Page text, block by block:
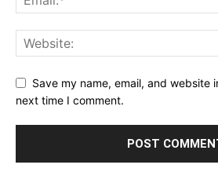
Save my name, email, and website
next time I comment.